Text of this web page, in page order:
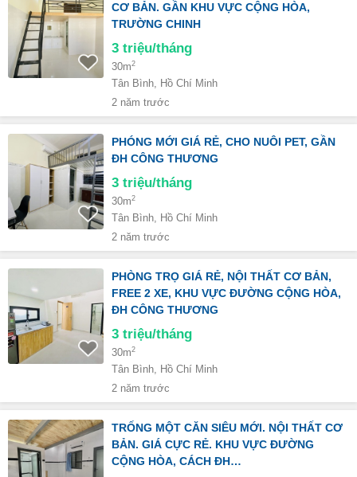
CƠ BẢN. GẦN KHU VỰC CỘNG HÒA,
TRƯỜNG CHINH
3 triệu/tháng
30m2
Tân Bình, Hồ Chí Minh
2 năm trước
PHÓNG MỚI GIÁ RẺ, CHO NUÔI PET, GẦN
ĐH CÔNG THƯƠNG
3 triệu/tháng
30m2
Tân Bình, Hồ Chí Minh
2 năm trước
PHÒNG TRỌ GIÁ RẺ, NỘI THẤT CƠ BẢN,
FREE 2 XE, KHU VỰC ĐƯỜNG CỘNG HÒA,
ĐH CÔNG THƯƠNG
3 triệu/tháng
30m2
Tân Bình, Hồ Chí Minh
2 năm trước
TRỐNG MỘT CĂN SIÊU MỚI. NỘI THẤT CƠ
BẢN. GIÁ CỰC RẺ. KHU VỰC ĐƯỜNG
CỘNG HÒA, CÁCH ĐH…